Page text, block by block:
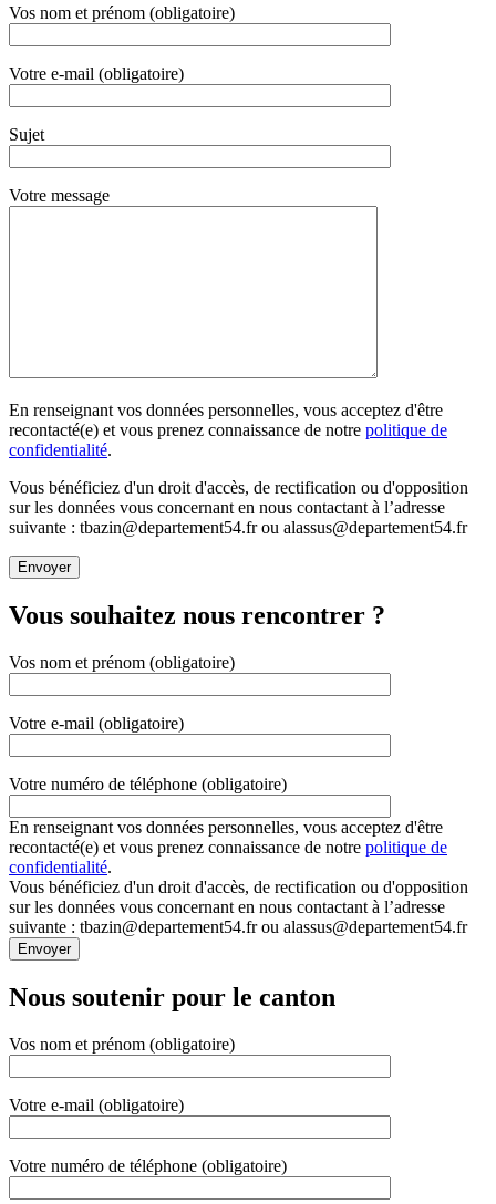
Vos nom et prénom (obligatoire)
Votre e-mail (obligatoire)
Sujet
Votre message
En renseignant vos données personnelles, vous acceptez d'être
recontacté(e) et vous prenez connaissance de notre politique de
confidentialité.
Vous bénéficiez d'un droit d'accès, de rectification ou d'opposition
sur les données vous concernant en nous contactant à l’adresse
suivante : tbazin@departement54.fr ou alassus@departement54.fr
Vous souhaitez nous rencontrer ?
Vos nom et prénom (obligatoire)
Votre e-mail (obligatoire)
Votre numéro de téléphone (obligatoire)
En renseignant vos données personnelles, vous acceptez d'être
recontacté(e) et vous prenez connaissance de notre politique de
confidentialité.
Vous bénéficiez d'un droit d'accès, de rectification ou d'opposition
sur les données vous concernant en nous contactant à l’adresse
suivante : tbazin@departement54.fr ou alassus@departement54.fr
Nous soutenir pour le canton
Vos nom et prénom (obligatoire)
Votre e-mail (obligatoire)
Votre numéro de téléphone (obligatoire)